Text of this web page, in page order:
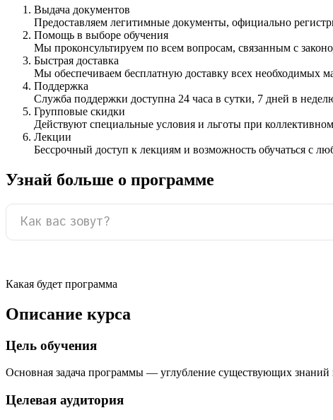
Выдача документов
Предоставляем легитимные документы, официально
Помощь в выборе обучения
Мы проконсультируем по всем вопросам, связанным с
Быстрая доставка
Мы обеспечиваем бесплатную доставку всех необходимых
Поддержка
Служба поддержки доступна 24 часа в сутки, 7 дней в
Групповые скидки
Действуют специальные условия и льготы при
Лекции
Бессрочный доступ к лекциям и возможность обучаться с
Узнай больше о программе
Какая будет программа
Описание курса
Цель обучения
Основная задача программы — углубление существующих
Целевая аудитория